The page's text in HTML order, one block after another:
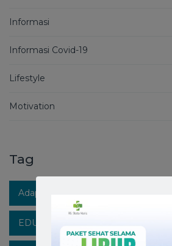
Informasi
Informasi Covid-19
Lifestyle
Motivation
Tag
Adaptasi Kebiasaan Baru
EDUKASIKESEHATAN